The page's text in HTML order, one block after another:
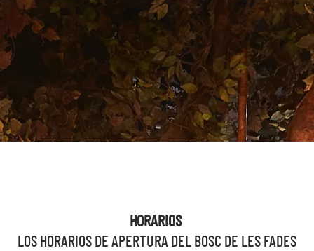
HORARIOS
LOS HORARIOS DE APERTURA DEL BOSC DE LES FADES